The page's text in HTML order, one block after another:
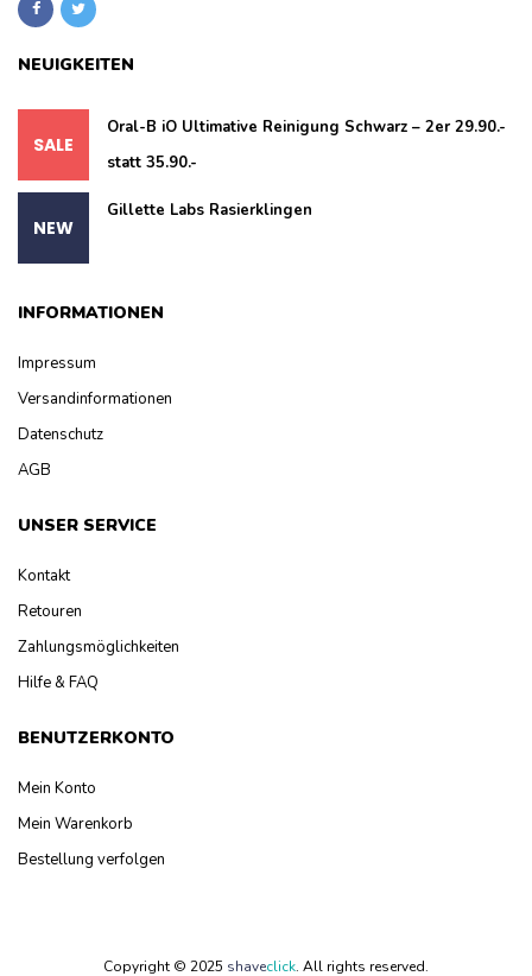
NEUIGKEITEN
Oral-B iO Ultimative Reinigung Schwarz – 2er 29.90.-
statt 35.90.-
Gillette Labs Rasierklingen
INFORMATIONEN
Impressum
Versandinformationen
Datenschutz
AGB
UNSER SERVICE
Kontakt
Retouren
Zahlungsmöglichkeiten
Hilfe & FAQ
BENUTZERKONTO
Mein Konto
Mein Warenkorb
Bestellung verfolgen
Copyright © 2025 shaveclick. All rights reserved.